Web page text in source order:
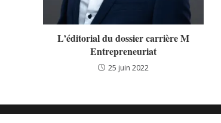
L’éditorial du dossier carrière M
Entrepreneuriat
25 juin 2022